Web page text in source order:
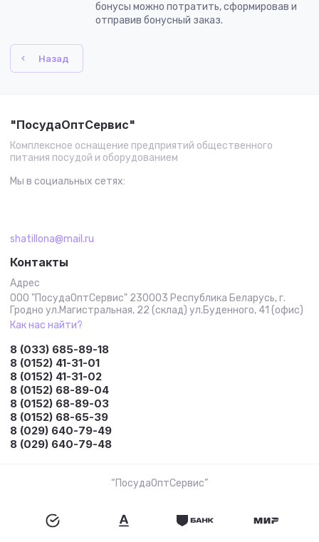
бонусы можно потратить, сформировав и
отправив бонусный заказ.
Назад
"ПосудаОптСервис"
Комплексное оснащение предприятий общественного
питания посудой и оборудованием
Мы в социальных сетях:
shatillona@mail.ru
Контакты
Адрес
ООО "ПосудаОптСервис" 230003 Республика Беларусь, г.
Гродно ул.Магистральная, 22 (склад) ул.Буденного, 41 (офис)
Как нас найти?
8 (033) 685-89-18
8 (0152) 41-31-01
8 (0152) 41-31-02
8 (0152) 68-89-04
8 (0152) 68-89-03
8 (0152) 68-65-39
8 (029) 640-79-49
8 (029) 640-79-48
“ПосудаОптСервис”